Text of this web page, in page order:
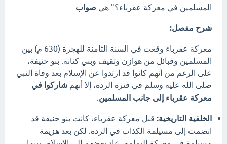
المسلمين في معركة عقرباء؟" هي صواب
شرح مفصل:
معركة عقرباء وقعت في السنة الثامنة للهجرة (630 م) بين
المسلمين وقبائل من هوازن وثقيف وبني كنانة. بنو حنيفة،
على الرغم من أنهم كانوا قد ارتدوا عن الإسلام بعد وفاة النبي
صلى الله عليه وسلم في فترة الردة، إلا أنهم شاركوا في
معركة عقرباء إلى جانب المسلمين
الخلفية التاريخية: قبل معركة عقرباء، كانت بنو حنيفة قد
انضمت إلى مسيلمة الكذاب في الردة. لكن بعد هزيمة